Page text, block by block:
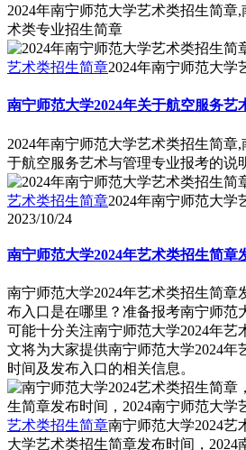
2024年南宁师范大学艺术类招生简章
术类专业招生简章
艺术类招生简章2024年南宁师范大学
南宁师范大学2024年关于航空服务艺
2024年南宁师范大学艺术类招生简章
于航空服务艺术与管理专业报考的说
艺术类招生简章2024年南宁师范大学
2023/10/24
南宁师范大学2024年艺术类招生简章
南宁师范大学2024年艺术类招生简章
布入口是在哪里？准备报考南宁师范
可能十分关注南宁师范大学2024年艺
文将为大家提供南宁师范大学2024年
时间及发布入口的相关信息。
艺术类招生简章南宁师范大学2024艺
大学艺术类招生简章发布时间，2024